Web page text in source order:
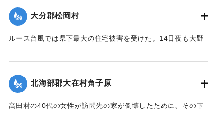
数
十万圓ノ巨費ヲ投ジ着工数ヶ月ニシテ縣北屈指ノ雄大堅牢ヲ
挺
身的協力トハ其効績實ニ著大ナモノガアル 僅々五十戸ニ過
ギ
設
緊急臨時村議会の結果、割合損害の少ない2階建ての講堂兼教
室に1年2学級と6年2学級を収容、他の8学級300名を桑原、目
したが生徒が多数のため机を入れることもできず、板の間に
｜固有コード:
大分郡松岡村
ルース台風では県下最大の住宅被害を受けた。14日夜も大野
れ被害のひどかった松岡、菰田集落ではわずか9戸のうち住宅
2戸、非住家5戸、死者1人を出した。そのほか建物の全半壊は
310棟を数えた。
【出典：大分合同新聞 1951年10月22日朝刊1面】
北海部郡大在村角子原
高田村の40代の女性が訪問先の家が倒壊したために、その下